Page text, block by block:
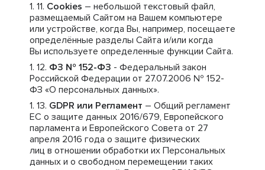
Cookies – небольшой текстовый файл,
размещаемый Сайтом на Вашем компьютере
или устройстве, когда Вы, например, посещаете
определённые разделы Сайта и/или когда
Вы используете определенные функции Сайта.
ФЗ № 152-ФЗ - Федеральный закон
Российской Федерации от 27.07.2006 № 152-
ФЗ «О персональных данных».
GDPR или Регламент – Общий регламент
ЕС о защите данных 2016/679, Европейского
парламента и Европейского Совета от 27
апреля 2016 года о защите физических
лиц в отношении обработки их Персональных
данных и о свободном перемещении таких